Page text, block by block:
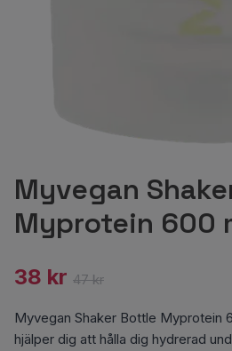
Myvegan
Myprotein 600
38 kr 47 kr
Myvegan Shaker Bottle Myprotein
hjälper dig att hålla dig hydrerad